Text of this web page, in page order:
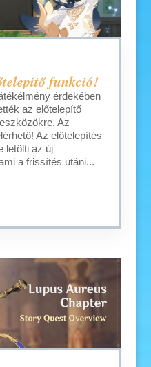
funkció!
érdekében
az előtelepítő
Az
Az előtelepítés
letölti az új
a frissítés utáni...